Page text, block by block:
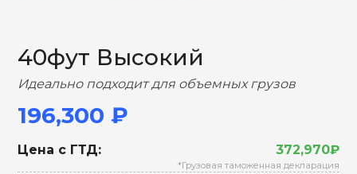
40фут Высокий
Идеально подходит для объемных грузов
196,300 ₽
Цена с ГТД: 372,970₽
*Грузовая таможенная декларация